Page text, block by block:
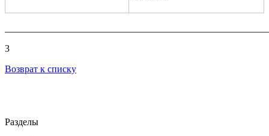
3
Возврат к списку
Разделы